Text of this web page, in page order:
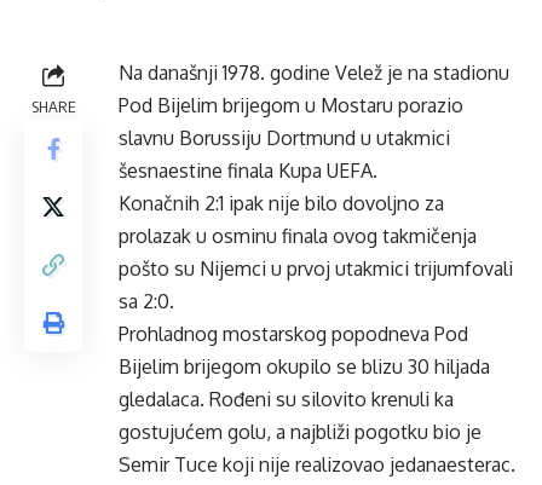
SHARE
Na današnji 1978. godine Velež je na stadionu
Pod Bijelim brijegom u Mostaru porazio
slavnu Borussiju Dortmund u utakmici
šesnaestine finala Kupa UEFA.
Konačnih 2:1 ipak nije bilo dovoljno za
prolazak u osminu finala ovog takmičenja
pošto su Nijemci u prvoj utakmici trijumfovali
sa 2:0.
Prohladnog mostarskog popodneva Pod
Bijelim brijegom okupilo se blizu 30 hiljada
gledalaca. Rođeni su silovito krenuli ka
gostujućem golu, a najbliži pogotku bio je
Semir Tuce koji nije realizovao jedanaesterac.